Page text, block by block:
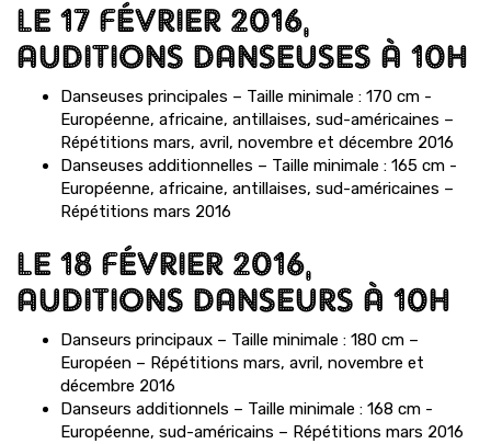
LE 17 FÉVRIER 2016,
AUDITIONS DANSEUSES À 10H
Danseuses principales – Taille minimale : 170 cm -
Européenne, africaine, antillaises, sud-américaines –
Répétitions mars, avril, novembre et décembre 2016
Danseuses additionnelles – Taille minimale : 165 cm -
Européenne, africaine, antillaises, sud-américaines –
Répétitions mars 2016
LE 18 FÉVRIER 2016,
AUDITIONS DANSEURS À 10H
Danseurs principaux – Taille minimale : 180 cm –
Européen – Répétitions mars, avril, novembre et
décembre 2016
Danseurs additionnels – Taille minimale : 168 cm -
Européenne, sud-américains – Répétitions mars 2016